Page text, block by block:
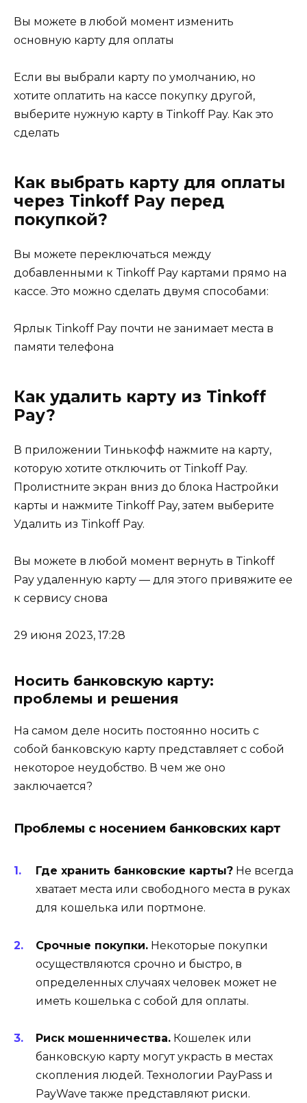
Вы можете в любой момент изменить
основную карту для оплаты
Если вы выбрали карту по умолчанию, но
хотите оплатить на кассе покупку другой,
выберите нужную карту в Tinkoff Pay. Как это
сделать
Как выбрать карту для оплаты
через Tinkoff Pay перед
покупкой?
Вы можете переключаться между
добавленными к Tinkoff Pay картами прямо на
кассе. Это можно сделать двумя способами:
Ярлык Tinkoff Pay почти не занимает места в
памяти телефона
Как удалить карту из Tinkoff
Pay?
В приложении Тинькофф нажмите на карту,
которую хотите отключить от Tinkoff Pay.
Пролистните экран вниз до блока Настройки
карты и нажмите Tinkoff Pay, затем выберите
Удалить из Tinkoff Pay.
Вы можете в любой момент вернуть в Tinkoff
Pay удаленную карту — для этого привяжите ее
к сервису снова
29 июня 2023, 17:28
Носить банковскую карту:
проблемы и решения
На самом деле носить постоянно носить с
собой банковскую карту представляет с собой
некоторое неудобство. В чем же оно
заключается?
Проблемы с носением банковских карт
Где хранить банковские карты? Не всегда
хватает места или свободного места в руках
для кошелька или портмоне.
Срочные покупки. Некоторые покупки
осуществляются срочно и быстро, в
определенных случаях человек может не
иметь кошелька с собой для оплаты.
Риск мошенничества. Кошелек или
банковскую карту могут украсть в местах
скопления людей. Технологии PayPass и
PayWave также представляют риски.